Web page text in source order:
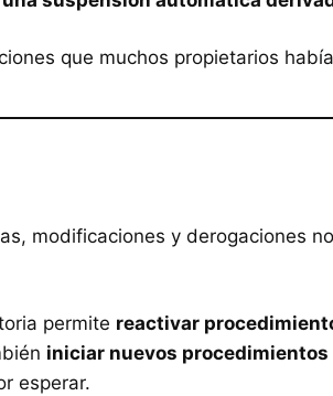
que muchos propietarios
modificaciones y derogaciones
permite reactivar
iniciar nuevos procedimientos
esperar.